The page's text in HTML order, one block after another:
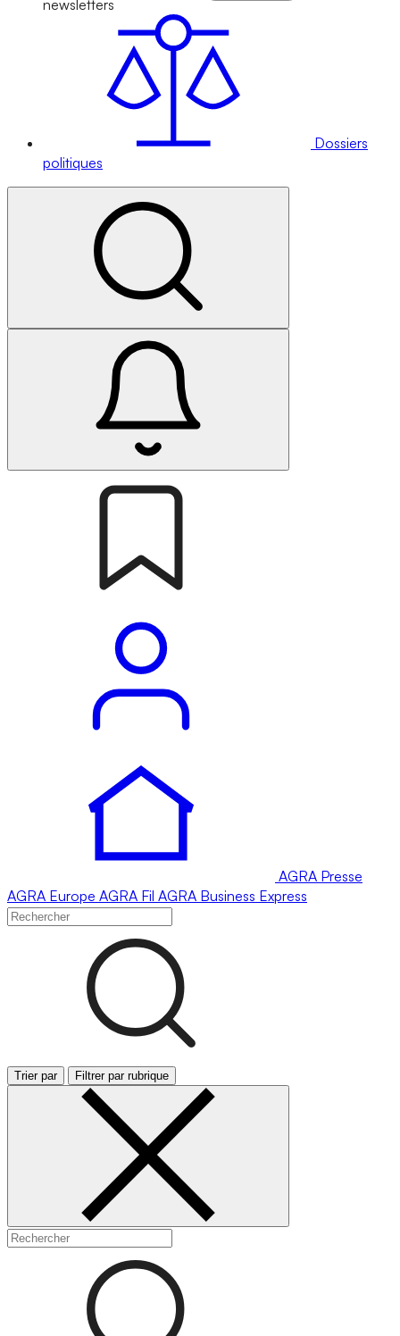
newsletters
Dossiers
politiques
AGRA Presse
AGRA Europe AGRA Fil AGRA Business Express
Trier par Filtrer par rubrique